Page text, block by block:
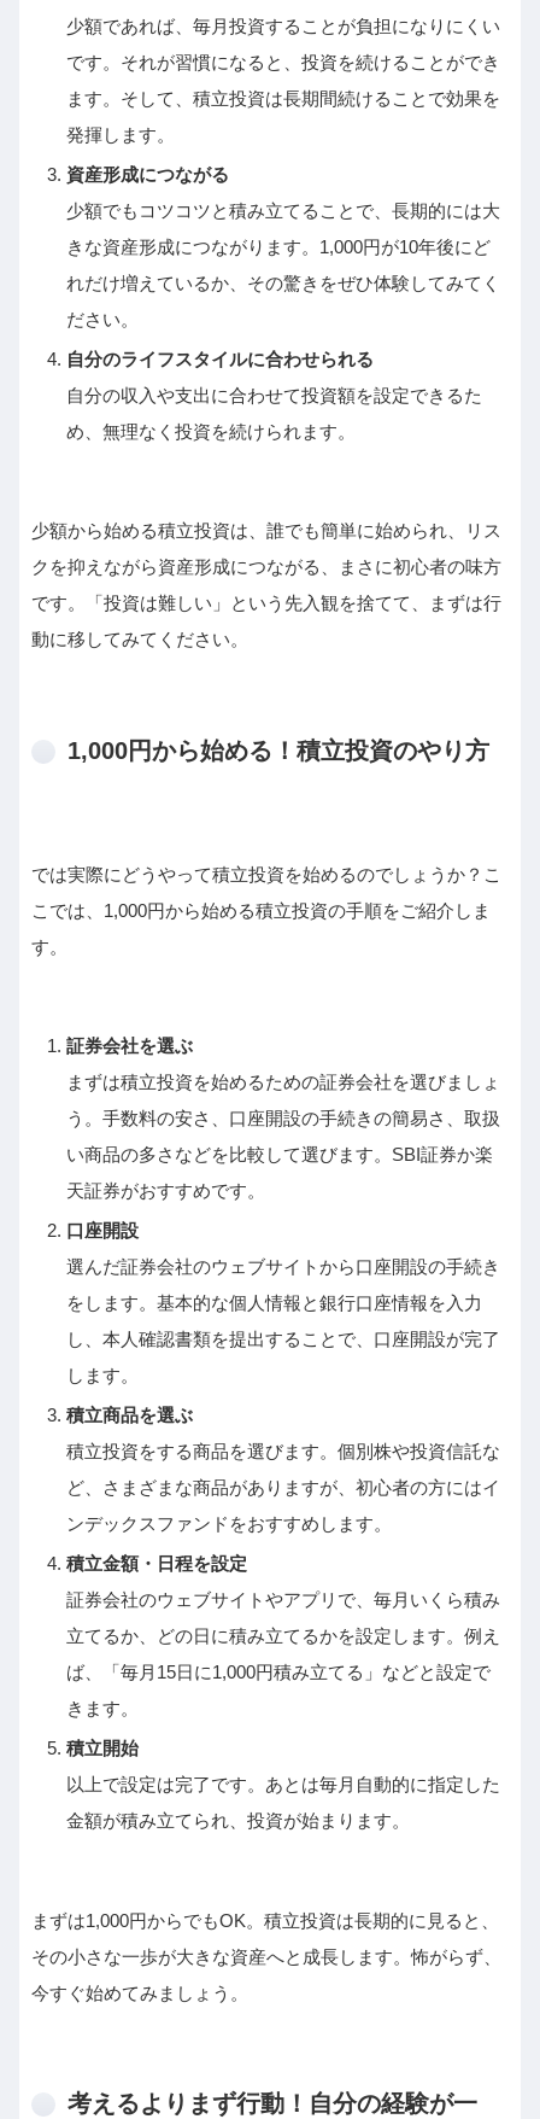
少額であれば、毎月投資することが負担になりにくい
です。それが習慣になると、投資を続けることができ
ます。そして、積立投資は長期間続けることで効果を
発揮します。
資産形成につながる
少額でもコツコツと積み立てることで、長期的には大
きな資産形成につながります。1,000円が10年後にど
れだけ増えているか、その驚きをぜひ体験してみてく
ださい。
自分のライフスタイルに合わせられる
自分の収入や支出に合わせて投資額を設定できるた
め、無理なく投資を続けられます。
少額から始める積立投資は、誰でも簡単に始められ、リス
クを抑えながら資産形成につながる、まさに初心者の味方
です。「投資は難しい」という先入観を捨てて、まずは行
動に移してみてください。
1,000円から始める！積立投資のやり方
では実際にどうやって積立投資を始めるのでしょうか？こ
こでは、1,000円から始める積立投資の手順をご紹介しま
す。
証券会社を選ぶ
まずは積立投資を始めるための証券会社を選びましょ
う。手数料の安さ、口座開設の手続きの簡易さ、取扱
い商品の多さなどを比較して選びます。SBI証券か楽
天証券がおすすめです。
口座開設
選んだ証券会社のウェブサイトから口座開設の手続き
をします。基本的な個人情報と銀行口座情報を入力
し、本人確認書類を提出することで、口座開設が完了
します。
積立商品を選ぶ
積立投資をする商品を選びます。個別株や投資信託な
ど、さまざまな商品がありますが、初心者の方にはイ
ンデックスファンドをおすすめします。
積立金額・日程を設定
証券会社のウェブサイトやアプリで、毎月いくら積み
立てるか、どの日に積み立てるかを設定します。例え
ば、「毎月15日に1,000円積み立てる」などと設定で
きます。
積立開始
以上で設定は完了です。あとは毎月自動的に指定した
金額が積み立てられ、投資が始まります。
まずは1,000円からでもOK。積立投資は長期的に見ると、
その小さな一歩が大きな資産へと成長します。怖がらず、
今すぐ始めてみましょう。
考えるよりまず行動！自分の経験が一